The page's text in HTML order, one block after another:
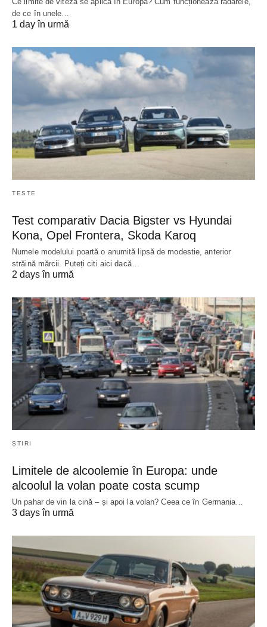
de ce în unele…
1 day în urmă
TESTE
Test comparativ Dacia Bigster vs Hyundai
Kona, Opel Frontera, Skoda Karoq
Numele modelului poartă o anumită lipsă de modestie, anterior
străină mărcii. Puteți citi aici dacă…
2 days în urmă
ȘTIRI
Limitele de alcoolemie în Europa: unde
alcoolul la volan poate costa scump
Un pahar de vin la cină – și apoi la volan? Ceea ce în Germania…
3 days în urmă